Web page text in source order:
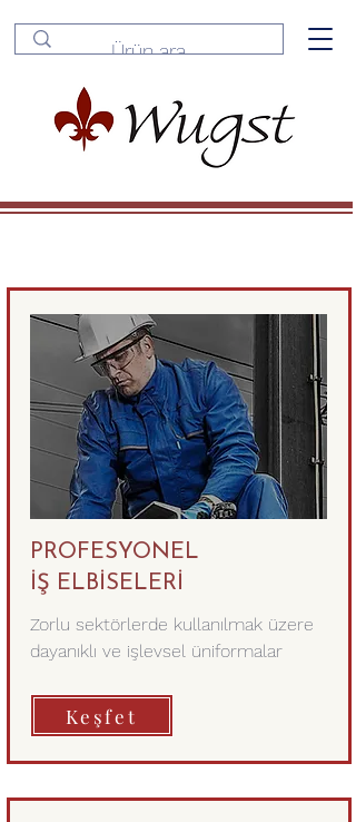
PROFESYONEL
İŞ ELBİSELERİ
Zorlu sektörlerde kullanılmak üzere
dayanıklı ve işlevsel üniformalar
Keşfet